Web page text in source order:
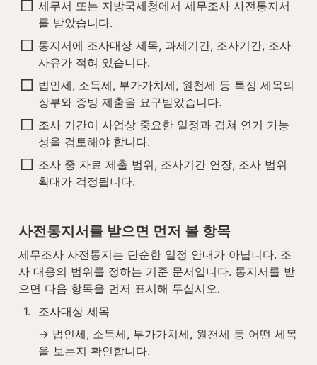
세무서 또는 지방국세청에서 세무조사 사전통지서
를 받았습니다.
통지서에 조사대상 세목, 과세기간, 조사기간, 조사
사유가 적혀 있습니다.
법인세, 소득세, 부가가치세, 원천세 등 특정 세목의
장부와 증빙 제출을 요구받았습니다.
조사 기간이 사업상 중요한 일정과 겹쳐 연기 가능
성을 검토해야 합니다.
조사 중 자료 제출 범위, 조사기간 연장, 조사 범위
확대가 걱정됩니다.
사전통지서를 받으면 먼저 볼 항목
세무조사 사전통지는 단순한 일정 안내가 아닙니다. 조
사 대응의 범위를 정하는 기준 문서입니다. 통지서를 받
으면 다음 항목을 먼저 표시해 두십시오.
1.
조사대상 세목
→ 법인세, 소득세, 부가가치세, 원천세 등 어떤 세목
을 보는지 확인합니다.